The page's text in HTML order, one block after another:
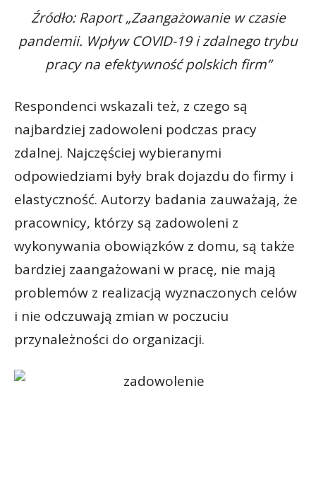
Źródło: Raport „Zaangażowanie w czasie
pandemii. Wpływ COVID-19 i zdalnego trybu
pracy na efektywność polskich firm”
Respondenci wskazali też, z czego są
najbardziej zadowoleni podczas pracy
zdalnej. Najczęściej wybieranymi
odpowiedziami były brak dojazdu do firmy i
elastyczność. Autorzy badania zauważają, że
pracownicy, którzy są zadowoleni z
wykonywania obowiązków z domu, są także
bardziej zaangażowani w pracę, nie mają
problemów z realizacją wyznaczonych celów
i nie odczuwają zmian w poczuciu
przynależności do organizacji.